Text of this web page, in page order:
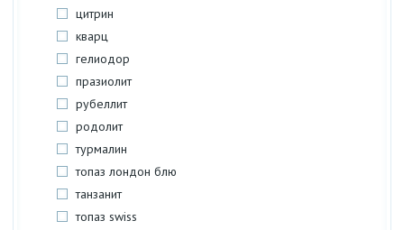
цитрин
кварц
гелиодор
празиолит
рубеллит
родолит
турмалин
топаз лондон блю
танзанит
топаз swiss